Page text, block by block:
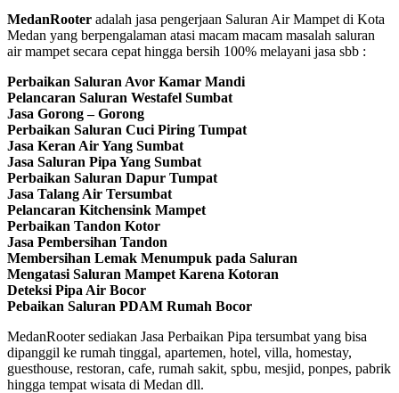
MedanRooter adalah jasa pengerjaan Saluran Air Mampet di Kota
Medan yang berpengalaman atasi macam macam masalah saluran
air mampet secara cepat hingga bersih 100% melayani jasa sbb :
Perbaikan Saluran Avor Kamar Mandi
Pelancaran Saluran Westafel Sumbat
Jasa Gorong – Gorong
Perbaikan Saluran Cuci Piring Tumpat
Jasa Keran Air Yang Sumbat
Jasa Saluran Pipa Yang Sumbat
Perbaikan Saluran Dapur Tumpat
Jasa Talang Air Tersumbat
Pelancaran Kitchensink Mampet
Perbaikan Tandon Kotor
Jasa Pembersihan Tandon
Membersihan Lemak Menumpuk pada Saluran
Mengatasi Saluran Mampet Karena Kotoran
Deteksi Pipa Air Bocor
Pebaikan Saluran PDAM Rumah Bocor
MedanRooter sediakan Jasa Perbaikan Pipa tersumbat yang bisa
dipanggil ke rumah tinggal, apartemen, hotel, villa, homestay,
guesthouse, restoran, cafe, rumah sakit, spbu, mesjid, ponpes, pabrik
hingga tempat wisata di Medan dll.